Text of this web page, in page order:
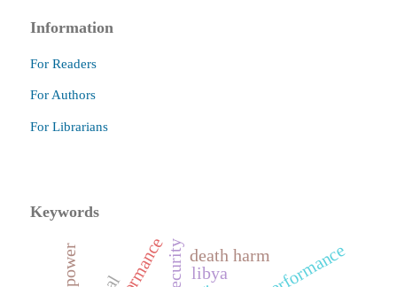
Information
For Readers
For Authors
For Librarians
Keywords
libya
death harm